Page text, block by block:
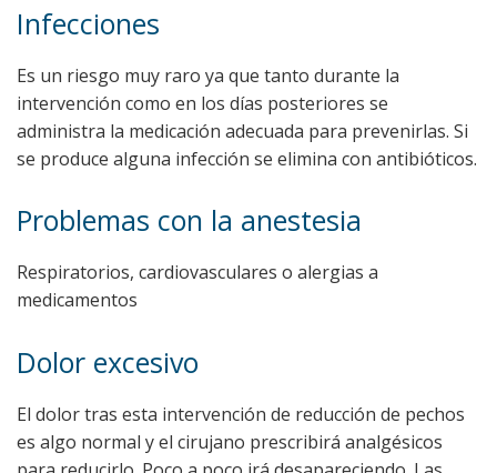
Infecciones
Es un riesgo muy raro ya que tanto durante la
intervención como en los días posteriores se
administra la medicación adecuada para prevenirlas. Si
se produce alguna infección se elimina con antibióticos.
Problemas con la anestesia
Respiratorios, cardiovasculares o alergias a
medicamentos
Dolor excesivo
El dolor tras esta intervención de reducción de pechos
es algo normal y el cirujano prescribirá analgésicos